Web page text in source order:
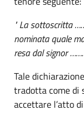
" La sottoscritta
nominata quale
resa dal signor
Tale
tradotta come di
accettare l’atto